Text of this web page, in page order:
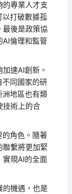
的專業人才支
打破數據孤
最後是政策協
AI倫理和監管
速AI創新。
不同國家的研
洲地區也有類
技術上的合
的角色。隨著
聯繫將更加緊
實現AI的全面
的機遇，也是